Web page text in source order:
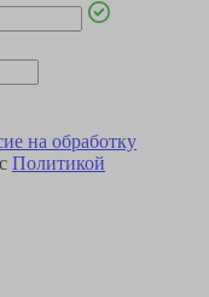
на обработку
Политикой